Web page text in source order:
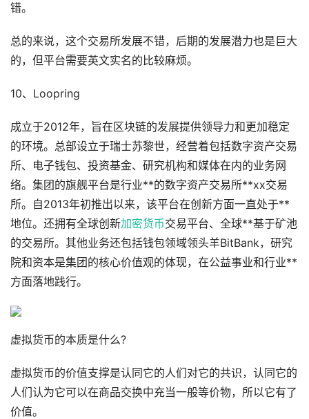
错。
总的来说，这个交易所发展不错，后期的发展潜力也是巨大
的，但平台需要英文实名的比较麻烦。
10、Loopring
成立于2012年，旨在区块链的发展提供领导力和更加稳定
的环境。总部设立于瑞士苏黎世，经营着包括数字资产交易
所、电子钱包、投资基金、研究机构和媒体在内的业务网
络。集团的旗舰平台是行业**的数字资产交易所**xx交易
所。自2013年初推出以来，该平台在创新方面一直处于**
地位。还拥有全球创新加密货币交易平台、全球**基于矿池
的交易所。其他业务还包括钱包领域领头羊BitBank，研究
院和资本是集团的核心价值观的体现，在公益事业和行业**
方面落地践行。
虚拟货币的本质是什么?
虚拟货币的价值支撑是认同它的人们对它的共识，认同它的
人们认为它可以在商品交换中充当一般等价物，所以它有了
价值。